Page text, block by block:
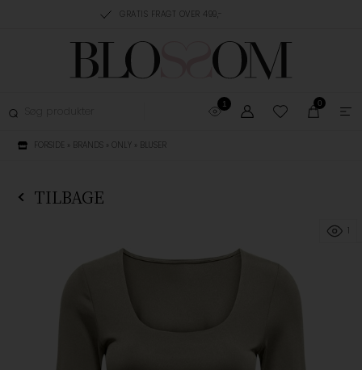
GRATIS FRAGT OVER 499,-
1 0
FORSIDE » BRANDS » ONLY » BLUSER
TILBAGE
1